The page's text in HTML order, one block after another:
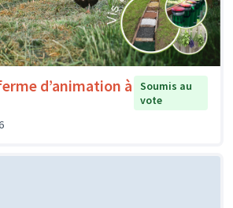
d’animation à
Soumis au
vote